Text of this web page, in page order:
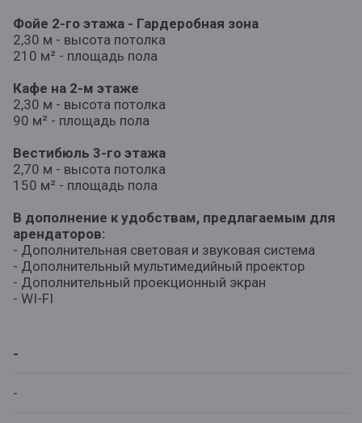
Фойе 2-го этажа - Гардеробная зона
2,30 м - высота потолка
210 м² - площадь пола
Кафе на 2-м этаже
2,30 м - высота потолка
90 м² - площадь пола
Вестибюль 3-го этажа
2,70 м - высота потолка
150 м² - площадь пола
В дополнение к удобствам, предлагаемым для
арендаторов:
- Дополнительная световая и звуковая система
- Дополнительный мультимедийный проектор
- Дополнительный проекционный экран
- WI-FI
-
-